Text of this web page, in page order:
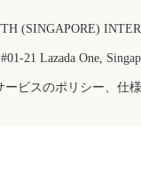
(SINGAPORE)
21 Lazada One,
ビスのポリシー、仕